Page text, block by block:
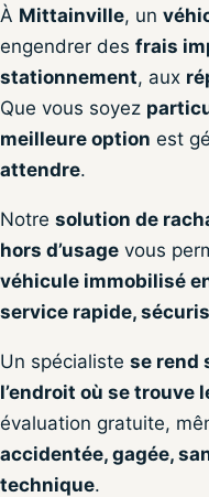
À Mittainville, un
engendrer des frais
stationnement, aux
Que vous soyez
meilleure option est
attendre.
Notre solution de
hors d’usage vous
véhicule immobilisé
service rapide,
Un spécialiste se rend
l’endroit où se trouve
évaluation gratuite,
accidentée, gagée,
technique.